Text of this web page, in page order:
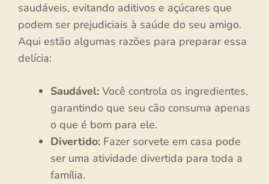
saudáveis, evitando aditivos e açúcares que
podem ser prejudiciais à saúde do seu amigo.
Aqui estão algumas razões para preparar essa
delícia:
Saudável: Você controla os ingredientes,
garantindo que seu cão consuma apenas
o que é bom para ele.
Divertido: Fazer sorvete em casa pode
ser uma atividade divertida para toda a
família.